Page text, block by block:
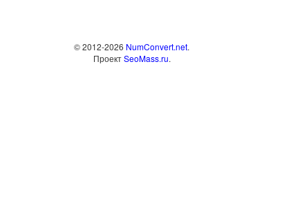
© 2012-2026 NumConvert.net.
ПроектSeoMass.ru.